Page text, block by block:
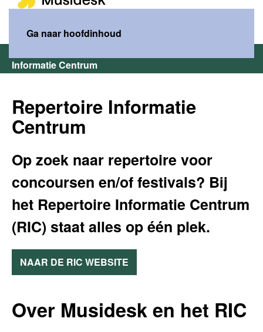
Ga naar hoofdinhoud
Informatie Centrum
Repertoire Informatie
Centrum
Op zoek naar repertoire voor
concoursen en/of festivals? Bij
het Repertoire Informatie Centrum
(RIC) staat alles op één plek.
NAAR DE RIC WEBSITE
Over Musidesk en het RIC